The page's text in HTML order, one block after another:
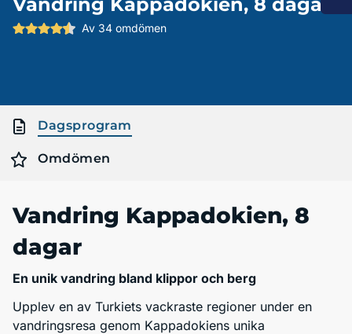
Av 34 omdömen
Dagsprogram
Omdömen
Vandring Kappadokien, 8
dagar
En unik vandring bland klippor och berg
Upplev en av Turkiets vackraste regioner under en
vandringsresa genom Kappadokiens unika